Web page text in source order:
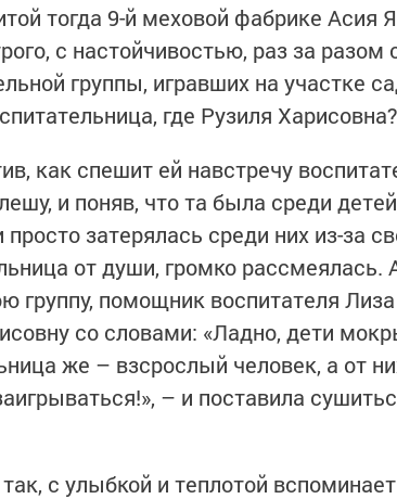
тогда 9-й меховой фабрике Асия
с настойчивостью, раз за разом
группы, игравших на участке
где Рузиля
как спешит ей навстречу
и поняв, что та была среди
просто затерялась среди них из-за
от души, громко рассмеялась.
группу, помощник воспитателя
со словами: «Ладно, дети
же – взсрослый человек, а от
– и поставила
с улыбкой и теплотой